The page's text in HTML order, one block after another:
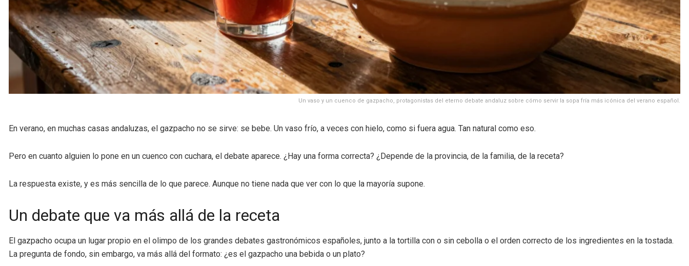
Un vaso y un cuenco de gazpacho, protagonistas del eterno debate andaluz sobre cómo servir la sopa fría más icónica del verano español.
En verano, en muchas casas andaluzas, el gazpacho no se sirve: se bebe. Un vaso frío, a veces con hielo, como si fuera agua. Tan natural como eso.
Pero en cuanto alguien lo pone en un cuenco con cuchara, el debate aparece. ¿Hay una forma correcta? ¿Depende de la provincia, de la familia, de la receta?
La respuesta existe, y es más sencilla de lo que parece. Aunque no tiene nada que ver con lo que la mayoría supone.
Un debate que va más allá de la receta
El gazpacho ocupa un lugar propio en el olimpo de los grandes debates gastronómicos españoles, junto a la tortilla con o sin cebolla o el orden correcto de los ingredientes en la tostada.
La pregunta de fondo, sin embargo, va más allá del formato: ¿es el gazpacho una bebida o un plato?